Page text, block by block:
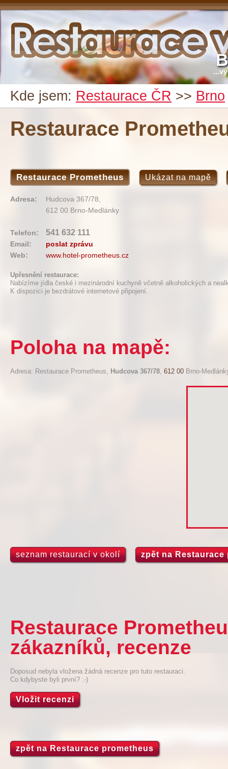
Kde jsem: Restaurace ČR >> Brno
Restaurace
Restaurace Prometheus Ukázat na mapě
Adresa:
Hudcova 367/78,
612 00 Brno-Medlánky
Telefon: 541 632 111
Email:
poslat zprávu
Web:
www.hotel-prometheus.cz
Upřesnění restaurace:
Nabízíme jídla české i mezinárodní kuchyně včetně alkoholických a
K dispozici je bezdrátové internetové připojení.
Poloha na mapě:
Adresa: Restaurace Prometheus, Hudcova 367/78, 612 00 Brno-
seznam restaurací v okolí zpět na Restaurace
Restaurace
zákazníků, recenze
Doposud nebyla vložena žádná recenze pro tuto restauraci.
Co kdybyste byli první? :-)
Vložit recenzi
zpět na Restaurace prometheus